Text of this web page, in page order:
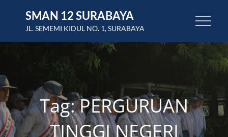
SMAN 12 SURABAYA
JL. SEMEMI KIDUL NO. 1, SURABAYA
Tag:PERGURUAN
TINGGI NEGERI